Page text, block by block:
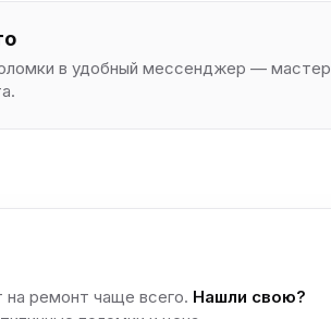
в удобный мессенджер — мастер
ремонт чаще всего. Нашли свою?